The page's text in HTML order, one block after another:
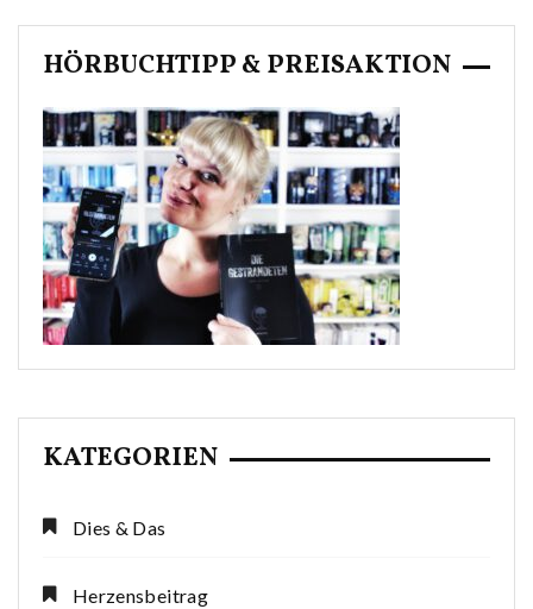
HÖRBUCHTIPP & PREISAKTION
KATEGORIEN
Dies & Das
Herzensbeitrag